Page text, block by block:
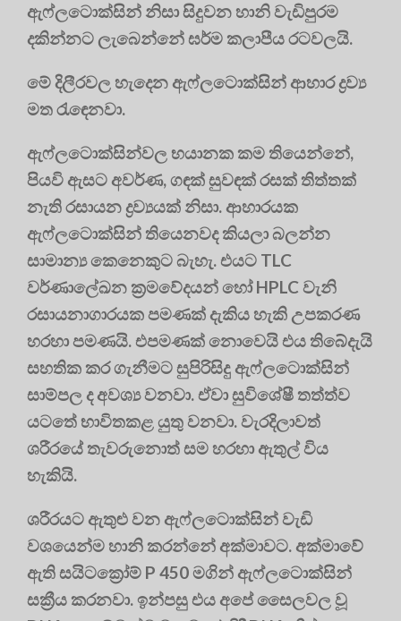
ඇෆ්ලටොක්සින් නිසා සිදුවන හානි වැඩිපුරම
දකින්නට ලැබෙන්නේ ඝර්ම කලාපීය රටවලයි.
මේ දිලීරවල හැදෙන ඇෆ්ලටොක්සින් ආහාර ද්‍රව්‍ය
මත රැඳෙනවා.
ඇෆ්ලටොක්සින්වල භයානක කම තියෙන්නේ,
පියවි ඇසට අවර්ණ, ගඳක් සුවඳක් රසක් තිත්තක්
නැති රසායන ද්‍රව්‍යයක් නිසා. ආහාරයක
ඇෆ්ලටොක්සින් තියෙනවද කියලා බලන්න
සාමාන්‍ය කෙනෙකුට බැහැ. එයට TLC
වර්ණාලේඛන ක්‍රමවේදයන් හෝ HPLC වැනි
රසායනාගාරයක පමණක් දැකිය හැකි උපකරණ
හරහා පමණයි. එපමණක් නොවෙයි එය තිබේදැයි
සහතික කර ගැනීමට සුපිරිසිදු ඇෆ්ලටොක්සින්
සාම්පල ද අවශ්‍ය වනවා. ඒවා සුවිශේෂී තත්ත්‍ව
යටතේ භාවිතකළ යුතු වනවා. වැරදිලාවත්
ශරීරයේ තැවරුනොත් සම හරහා ඇතුල් විය
හැකියි.
ශරීරයට ඇතුළු වන ඇෆ්ලටොක්සින් වැඩි
වශයෙන්ම හානි කරන්නේ අක්මාවට. අක්මාවේ
ඇති සයිටක්‍රෝම් P 450 මගින් ඇෆ්ලටොක්සින්
සක්‍රීය කරනවා. ඉන්පසු එය අපේ සෛලවල වූ